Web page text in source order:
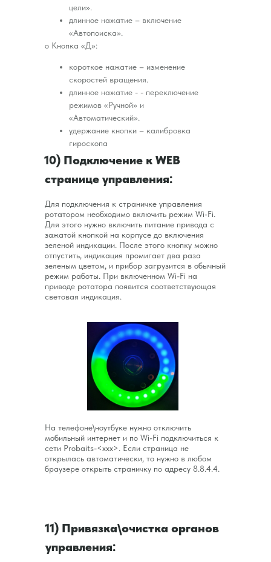
цели».
длинное нажатие – включение
«Автопоиска».
o Кнопка «Д»:
короткое нажатие – изменение
скоростей вращения.
длинное нажатие - - переключение
режимов «Ручной» и
«Автоматический».
удержание кнопки – калибровка
гироскопа
10) Подключение к WEB
странице управления:
Для подключения к страничке управления
ротатором необходимо включить режим Wi-Fi.
Для этого нужно включить питание привода с
зажатой кнопкой на корпусе до включения
зеленой индикации. После этого кнопку можно
отпустить, индикация промигает два раза
зеленым цветом, и прибор загрузится в обычный
режим работы. При включенном Wi-Fi на
приводе ротатора появится соответствующая
световая индикация.
На телефоне\ноутбуке нужно отключить
мобильный интернет и по Wi-Fi подключиться к
сети Probaits-<xxx>. Если страница не
открылась автоматически, то нужно в любом
браузере открыть страничку по адресу 8.8.4.4.
11) Привязка\очистка органов
управления: